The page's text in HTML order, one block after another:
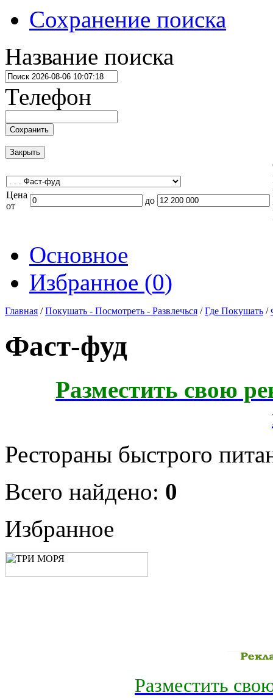
Сохранение поиска
Название поиска
Телефон
Сохранить
Закрыть
Цена
от
до
Основное
Избранное (0)
Главная /Покушать - Посмотреть - Развлечься /Где Покушать /
Фаст-фуд
Разместить свою
Рестораны быстрого
Всего найдено: 0
Избранное
Разместить